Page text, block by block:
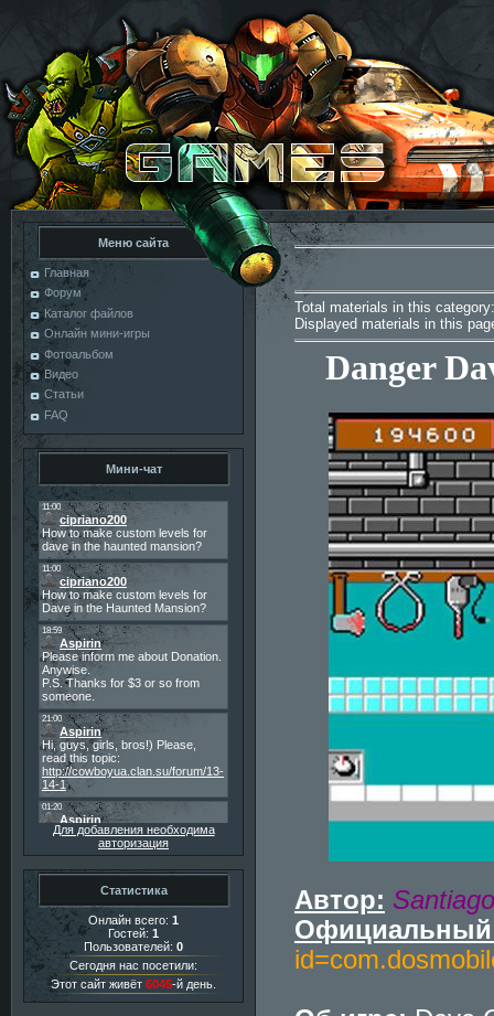
Меню сайта
Главная
Форум
Каталог файлов
Онлайн мини-игры
Фотоальбом
Видео
Статьи
FAQ
Мини-чат
Для добавления необходима
авторизация
Статистика
Онлайн всего: 1
Гостей: 1
Пользователей: 0
Сегодня нас посетили:
Этот сайт живёт 6045-й день.
Total materials in this
Displayed materials in this
Danger
Автор:
Официальный